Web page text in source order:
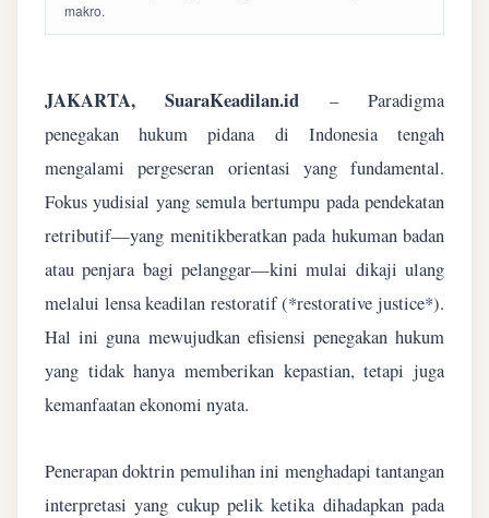
makro.
JAKARTA, SuaraKeadilan.id – Paradigma
penegakan hukum pidana di Indonesia tengah
mengalami pergeseran orientasi yang fundamental.
Fokus yudisial yang semula bertumpu pada pendekatan
retributif—yang menitikberatkan pada hukuman badan
atau penjara bagi pelanggar—kini mulai dikaji ulang
melalui lensa keadilan restoratif (*restorative justice*).
Hal ini guna mewujudkan efisiensi penegakan hukum
yang tidak hanya memberikan kepastian, tetapi juga
kemanfaatan ekonomi nyata.
Penerapan doktrin pemulihan ini menghadapi tantangan
interpretasi yang cukup pelik ketika dihadapkan pada